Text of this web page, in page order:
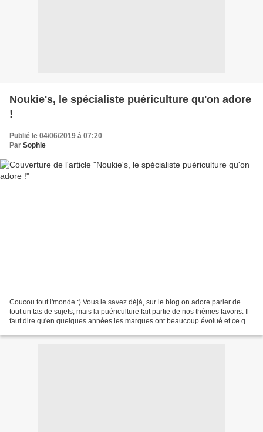
Noukie's, le spécialiste puériculture qu'on adore
!
Publié le 04/06/2019 à 07:20
Par Sophie
Coucou tout l'monde :) Vous le savez déjà, sur le blog on adore parler de
tout un tas de sujets, mais la puériculture fait partie de nos thèmes favoris. Il
faut dire qu'en quelques années les marques ont beaucoup évolué et ce qui